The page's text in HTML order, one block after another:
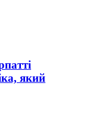
який